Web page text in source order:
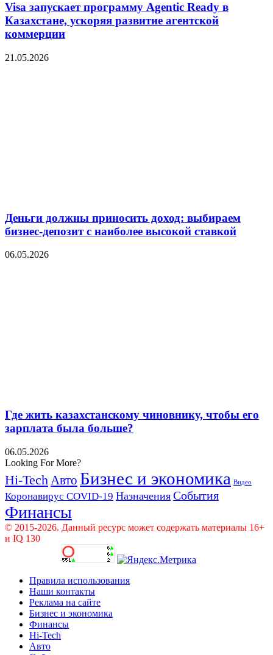
Visa запускает программу Agentic Ready в
Казахстане, ускоряя развитие агентской
коммерции
21.05.2026
Деньги должны приносить доход: выбираем
бизнес-депозит с наиболее высокой ставкой
06.05.2026
Где жить казахстанскому чиновнику, чтобы его
зарплата была больше?
06.05.2026
Looking For More?
Hi-Tech Авто Бизнес и экономика Видео
Коронавирус COVID-19 Назначения События
Финансы
© 2015-2026. Данный ресурс может содержать материалы 16+
и IQ 130
Правила использования
Наши контакты
Реклама на сайте
Бизнес и экономика
Финансы
Hi-Tech
Авто